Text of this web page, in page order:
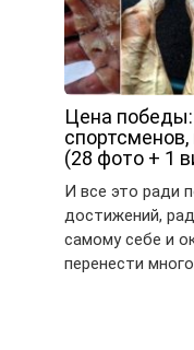
Цена
(28 фото + 1
И все это ради
достижений,
самому себе и
перенести